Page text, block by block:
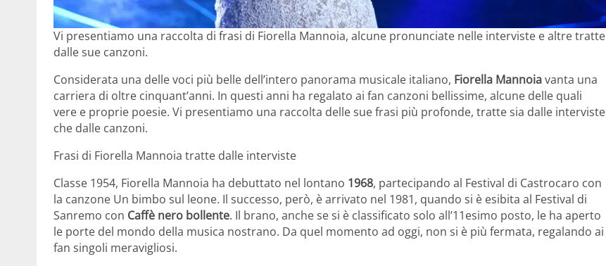
Vi presentiamo una raccolta di frasi di Fiorella Mannoia, alcune pronunciate nelle interviste e altre tratte
dalle sue canzoni.
Considerata una delle voci più belle dell’intero panorama musicale italiano, Fiorella Mannoiavanta una
carriera di oltre cinquant’anni. In questi anni ha regalato ai fan canzoni bellissime, alcune delle quali
vere e proprie poesie. Vi presentiamo una raccolta delle sue frasi più profonde, tratte sia dalle interviste
che dalle canzoni.
Frasi di Fiorella Mannoia tratte dalle interviste
Classe 1954, Fiorella Mannoia ha debuttato nel lontano 1968, partecipando al Festival di Castrocaro con
la canzone Un bimbo sul leone. Il successo, però, è arrivato nel 1981, quando si è esibita al Festival di
Sanremo con Caffè nero bollente. Il brano, anche se si è classificato solo all’11esimo posto, le ha aperto
le porte del mondo della musica nostrano. Da quel momento ad oggi, non si è più fermata, regalando ai
fan singoli meravigliosi.